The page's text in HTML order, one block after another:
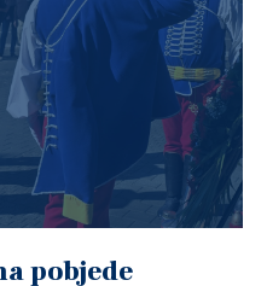
pobjede